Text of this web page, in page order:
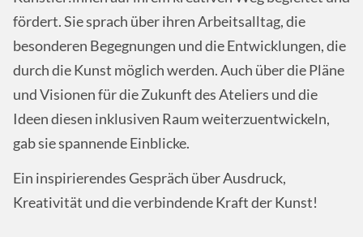
fördert. Sie sprach über ihren Arbeitsalltag, die
besonderen Begegnungen und die Entwicklungen, die
durch die Kunst möglich werden. Auch über die Pläne
und Visionen für die Zukunft des Ateliers und die
Ideen diesen inklusiven Raum weiterzuentwickeln,
gab sie spannende Einblicke.
Ein inspirierendes Gespräch über Ausdruck,
Kreativität und die verbindende Kraft der Kunst!